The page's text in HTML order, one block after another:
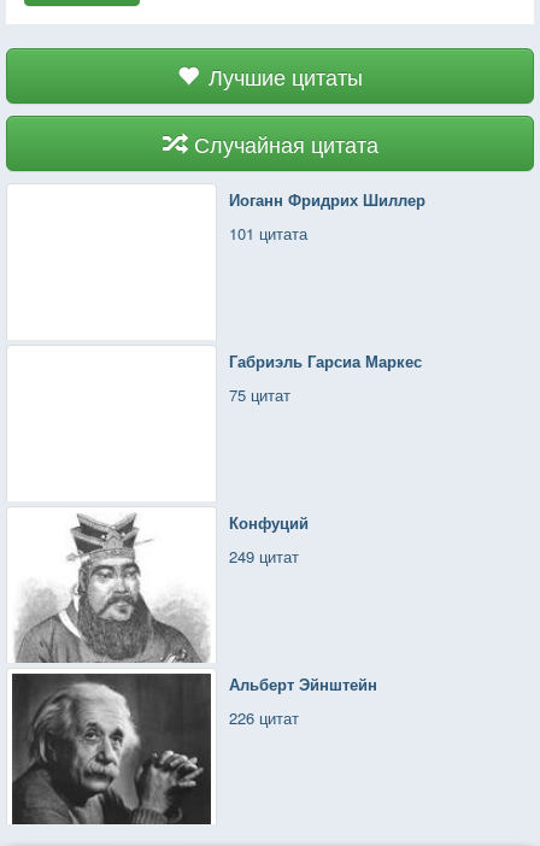
Лучшие цитаты
Случайная цитата
Иоганн Фридрих Шиллер
101 цитата
Габриэль Гарсиа Маркес
75 цитат
Конфуций
249 цитат
Альберт Эйнштейн
226 цитат